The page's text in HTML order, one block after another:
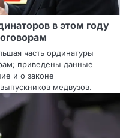
в этом году
часть ординатуры
приведены данные
и о законе
медвузов.